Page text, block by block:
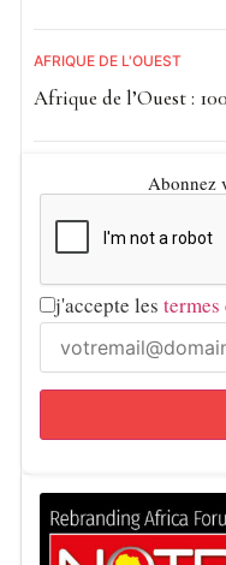
AFRIQUE DE L'OUEST
Afrique de l’Ouest :
Abonnez
j'accepte les